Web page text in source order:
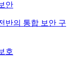
안
반의 통합 보안 구
호